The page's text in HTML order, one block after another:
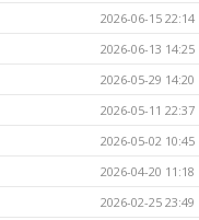
2026-06-15 22:14
2026-06-13 14:25
2026-05-29 14:20
2026-05-11 22:37
2026-05-02 10:45
2026-04-20 11:18
2026-02-25 23:49